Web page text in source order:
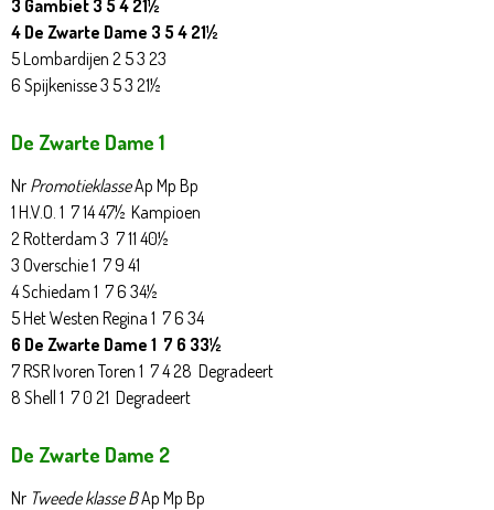
3 Gambiet 3 5 4 21½
4 De Zwarte Dame 3 5 4 21½
5 Lombardijen 2 5 3 23
6 Spijkenisse 3 5 3 21½
De Zwarte Dame 1
Nr PromotieklasseAp Mp Bp
1 H.V.O. 1 7 14 47½ Kampioen
2 Rotterdam 3 7 11 40½
3 Overschie 1 7 9 41
4 Schiedam 1 7 6 34½
5 Het Westen Regina 1 7 6 34
6 De Zwarte Dame 1 7 6 33½
7 RSR Ivoren Toren 1 7 4 28 Degradeert
8 Shell 1 7 0 21 Degradeert
De Zwarte Dame 2
Nr Tweede klasse BAp Mp Bp